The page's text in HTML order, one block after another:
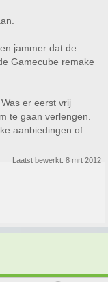
jammer dat de
Gamecube remake
er eerst vrij
te gaan verlengen.
aanbiedingen of
Laatst bewerkt: 8 mrt 2012